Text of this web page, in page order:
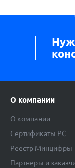
О компании
О компании
Сертификаты РС
Реестр Минцифры
Партнеры и